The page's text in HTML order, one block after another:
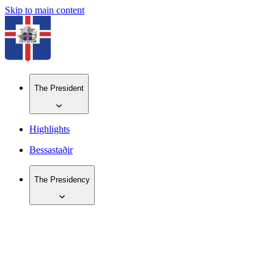
Skip to main content
The President
Highlights
Bessastaðir
The Presidency